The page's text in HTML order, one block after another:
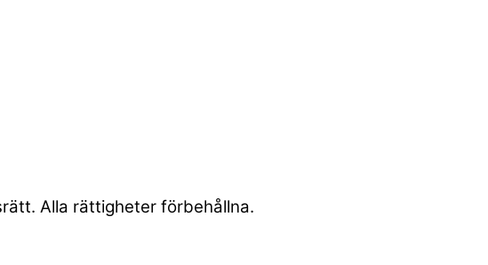
Alla rättigheter förbehållna.